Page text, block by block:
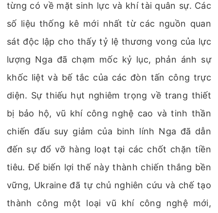
từng có về mặt sinh lực và khí tài quân sự. Các
số liệu thống kê mới nhất từ các nguồn quan
sát độc lập cho thấy tỷ lệ thương vong của lực
lượng Nga đã chạm mốc kỷ lục, phản ánh sự
khốc liệt và bế tắc của các đòn tấn công trực
diện. Sự thiếu hụt nghiêm trọng về trang thiết
bị bảo hộ, vũ khí công nghệ cao và tinh thần
chiến đấu suy giảm của binh lính Nga đã dẫn
đến sự đổ vỡ hàng loạt tại các chốt chặn tiền
tiêu. Để biến lợi thế này thành chiến thắng bền
vững, Ukraine đã tự chủ nghiên cứu và chế tạo
thành công một loại vũ khí công nghệ mới,